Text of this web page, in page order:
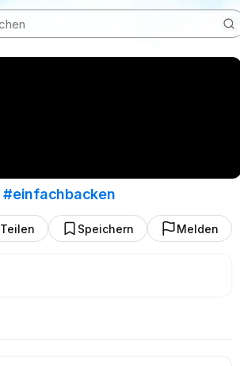
#einfachbacken
Teilen Speichern Melden